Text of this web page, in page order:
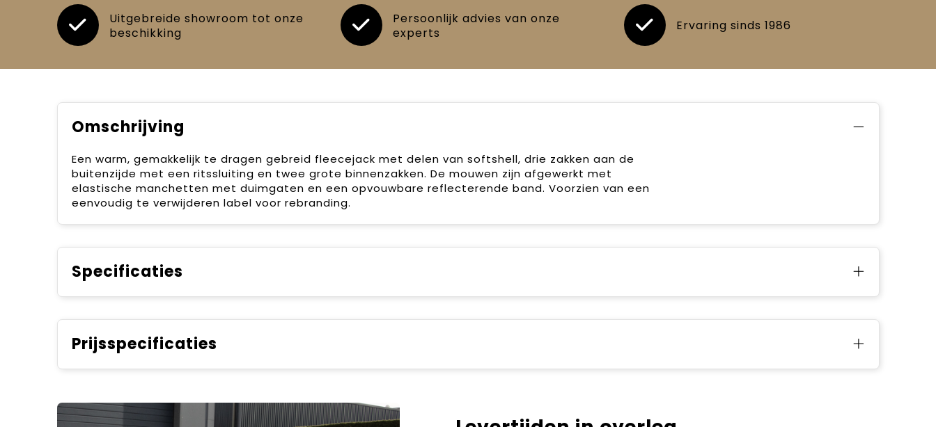
Uitgebreide showroom tot onze
beschikking
Persoonlijk advies van onze
experts
Ervaring sinds 1986
Omschrijving
Een warm, gemakkelijk te dragen gebreid fleecejack met delen van softshell, drie zakken aan de
buitenzijde met een ritssluiting en twee grote binnenzakken. De mouwen zijn afgewerkt met
elastische manchetten met duimgaten en een opvouwbare reflecterende band. Voorzien van een
eenvoudig te verwijderen label voor rebranding.
Specificaties
Prijsspecificaties